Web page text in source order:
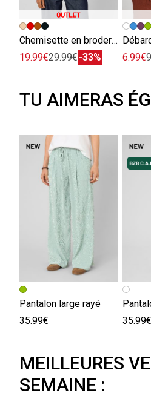
Chemisette en broderie anglaise
19.99€29.99€-33%
6.99€
TU AIMERAS
Pantalon large rayé
35.99€
35.99€
MEILLEURES
SEMAINE :